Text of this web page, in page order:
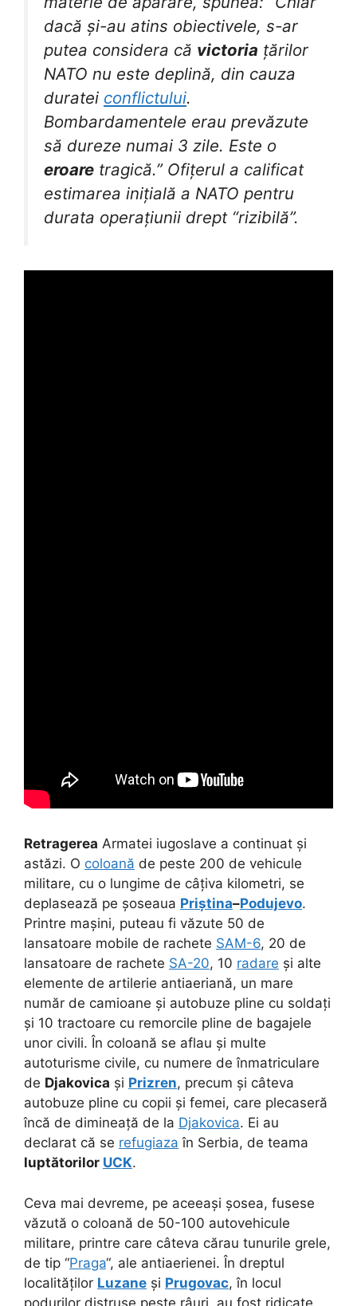
dacă și-au atins obiectivele, s-ar
putea considera că victoria țărilor
NATO nu este deplină, din cauza
duratei conflictului.
Bombardamentele erau prevăzute
să dureze numai 3 zile. Este o
eroare tragică.” Ofițerul a calificat
estimarea inițială a NATO pentru
durata operațiunii drept “rizibilă”.
Retragerea Armatei iugoslave a continuat și
astăzi. O coloană de peste 200 de vehicule
militare, cu o lungime de câțiva kilometri, se
deplasează pe șoseaua Priștina–Podujevo.
Printre mașini, puteau fi văzute 50 de
lansatoare mobile de rachete SAM-6, 20 de
lansatoare de rachete SA-20, 10 radare și alte
elemente de artilerie antiaeriană, un mare
număr de camioane și autobuze pline cu soldați
și 10 tractoare cu remorcile pline de bagajele
unor civili. În coloană se aflau și multe
autoturisme civile, cu numere de înmatriculare
de Djakovica și Prizren, precum și câteva
autobuze pline cu copii și femei, care plecaseră
încă de dimineață de la Djakovica. Ei au
declarat că se refugiaza în Serbia, de teama
luptătorilor UCK.
Ceva mai devreme, pe aceeași șosea, fusese
văzută o coloană de 50-100 autovehicule
militare, printre care câteva cărau tunurile grele,
de tip “Praga“, ale antiaerienei. În dreptul
localităților Luzane și Prugovac, în locul
podurilor distruse peste râuri, au fost ridicate